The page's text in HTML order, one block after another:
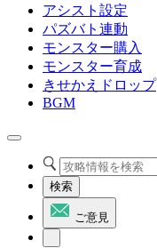
アシスト設定
パズバト連動
モンスター購入
モンスター育成
きせかえドロップ
BGM
検索
ご意見